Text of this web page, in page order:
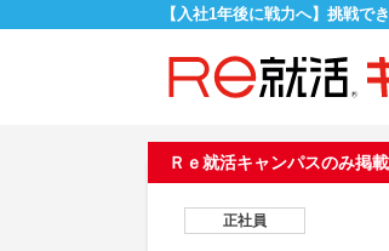
【入社1年後に戦力へ】挑戦で
Ｒｅ就活キャンパスのみ掲載
正社員